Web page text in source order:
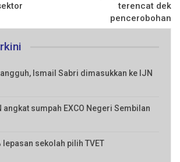
terencat dek
pencerobohan
Ismail Sabri dimasukkan ke IJN
angkat sumpah EXCO Negeri Sembilan
lepasan sekolah pilih TVET